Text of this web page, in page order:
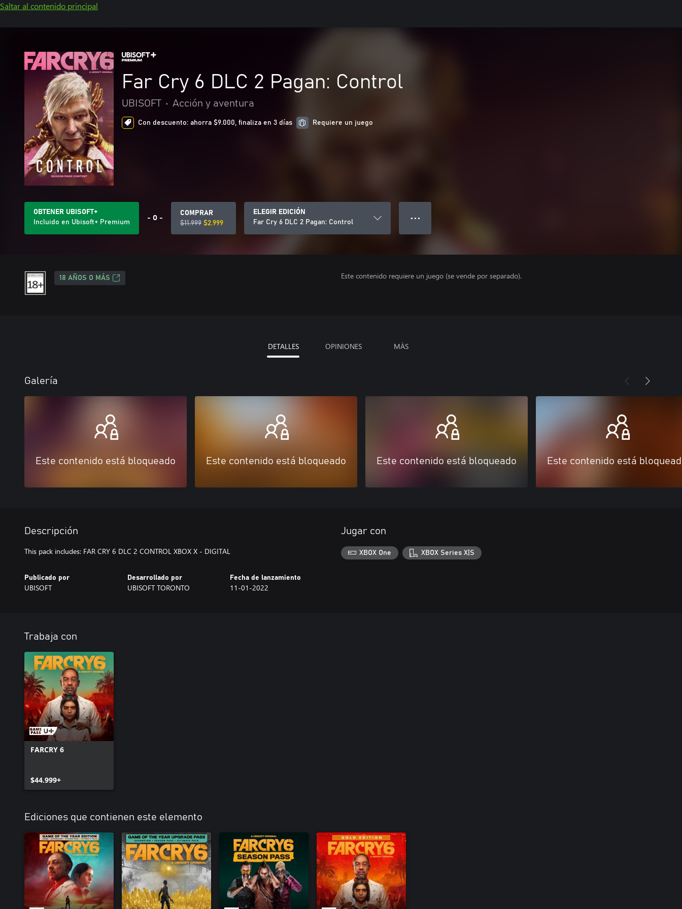
Saltar al contenido principal
Far Cry 6 DLC 2 Pagan: Control
UBISOFT • Acción y aventura
Con descuento: ahorra $9.000, finaliza en 3 días Requiere un juego
OBTENER UBISOFT+
Incluido en Ubisoft+ Premium
- O -
COMPRAR
$11.999 $2.999
ELEGIR EDICIÓN
Far Cry 6 DLC 2 Pagan: Control
● ● ●
18 AÑOS O MÁS Este contenido requiere un juego (se vende por separado).
DETALLES OPINIONES MÁS
Galería
Este contenido está bloqueado Este contenido está bloqueado Este contenido está bloqueado Este contenido está
Descripción
This pack includes: FAR CRY 6 DLC 2 CONTROL XBOX X - DIGITAL
Publicado por
UBISOFT
Desarrollado por
UBISOFT TORONTO
Fecha de lanzamiento
11-01-2022
Jugar con
XBOX One XBOX Series X|S
Trabaja con
FARCRY 6
$44.999+
Ediciones que contienen este elemento